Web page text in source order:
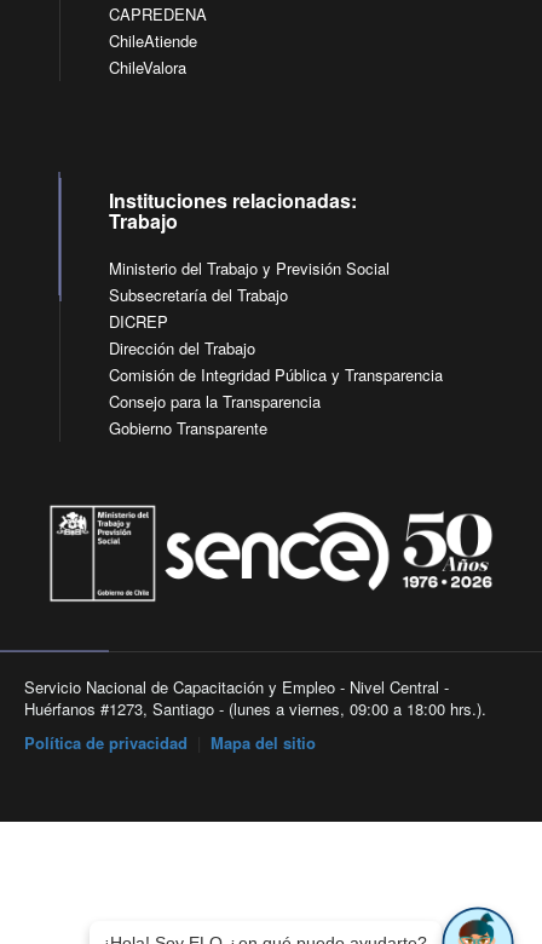
CAPREDENA
ChileAtiende
ChileValora
Instituciones relacionadas:
Trabajo
Ministerio del Trabajo y Previsión Social
Subsecretaría del Trabajo
DICREP
Dirección del Trabajo
Comisión de Integridad Pública y Transparencia
Consejo para la Transparencia
Gobierno Transparente
Servicio Nacional de Capacitación y Empleo - Nivel Central -
Huérfanos #1273, Santiago - (lunes a viernes, 09:00 a 18:00 hrs.).
Política de privacidad
Mapa del sitio